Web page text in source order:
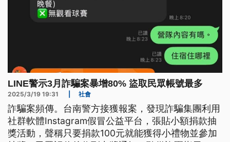
LINE警示3月詐騙案暴增80% 盜取民眾帳號最多
2025/3/19 19:31 社會
詐騙案頻傳。台南警方接獲報案，發現詐騙集團利用
社群軟體Instagram假冒公益平台，張貼小額捐款抽
獎活動，聲稱只要捐款100元就能獲得小禮物並參加